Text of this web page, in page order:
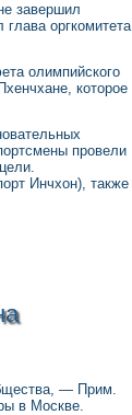
завершил
оргкомитета
олимпийского
которое
провели
Инчхон), также
— Прим.
в Москве.